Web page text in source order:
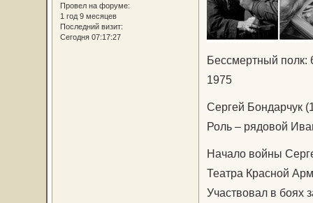
Провел на форуме:
1 год 9 месяцев
Последний визит:
Сегодня 07:17:27
Бессмертный полк:
1975
Сергей Бондарчук
Роль – рядовой
Начало войны
Театра Красной
Участвовал в боях